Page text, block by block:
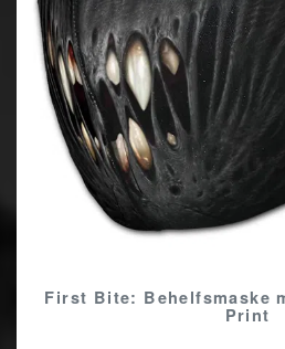
First Bite: Behelfsmaske
Print